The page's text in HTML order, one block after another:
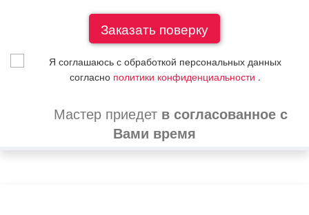
Я соглашаюсь с обработкой персональных данных
согласно политики конфиденциальности .
Мастер приедет в согласованное с
Вами время